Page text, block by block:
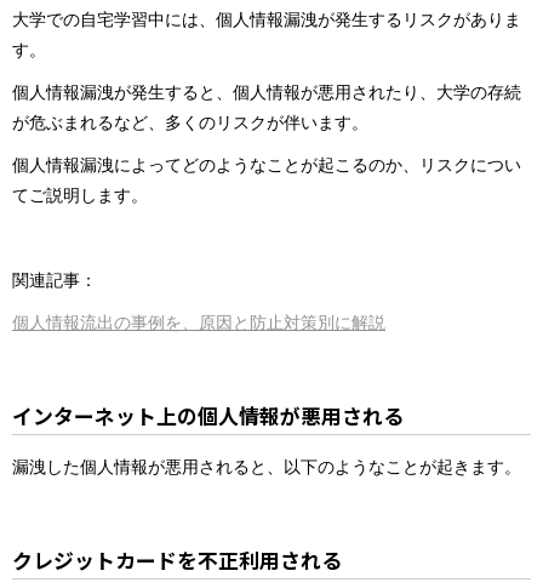
大学での自宅学習中には、個人情報漏洩が発生するリスクがありま
す。
個人情報漏洩が発生すると、個人情報が悪用されたり、大学の存続
が危ぶまれるなど、多くのリスクが伴います。
個人情報漏洩によってどのようなことが起こるのか、リスクについ
てご説明します。
関連記事：
個人情報流出の事例を、原因と防止対策別に解説
インターネット上の個人情報が悪用される
漏洩した個人情報が悪用されると、以下のようなことが起きます。
クレジットカードを不正利用される